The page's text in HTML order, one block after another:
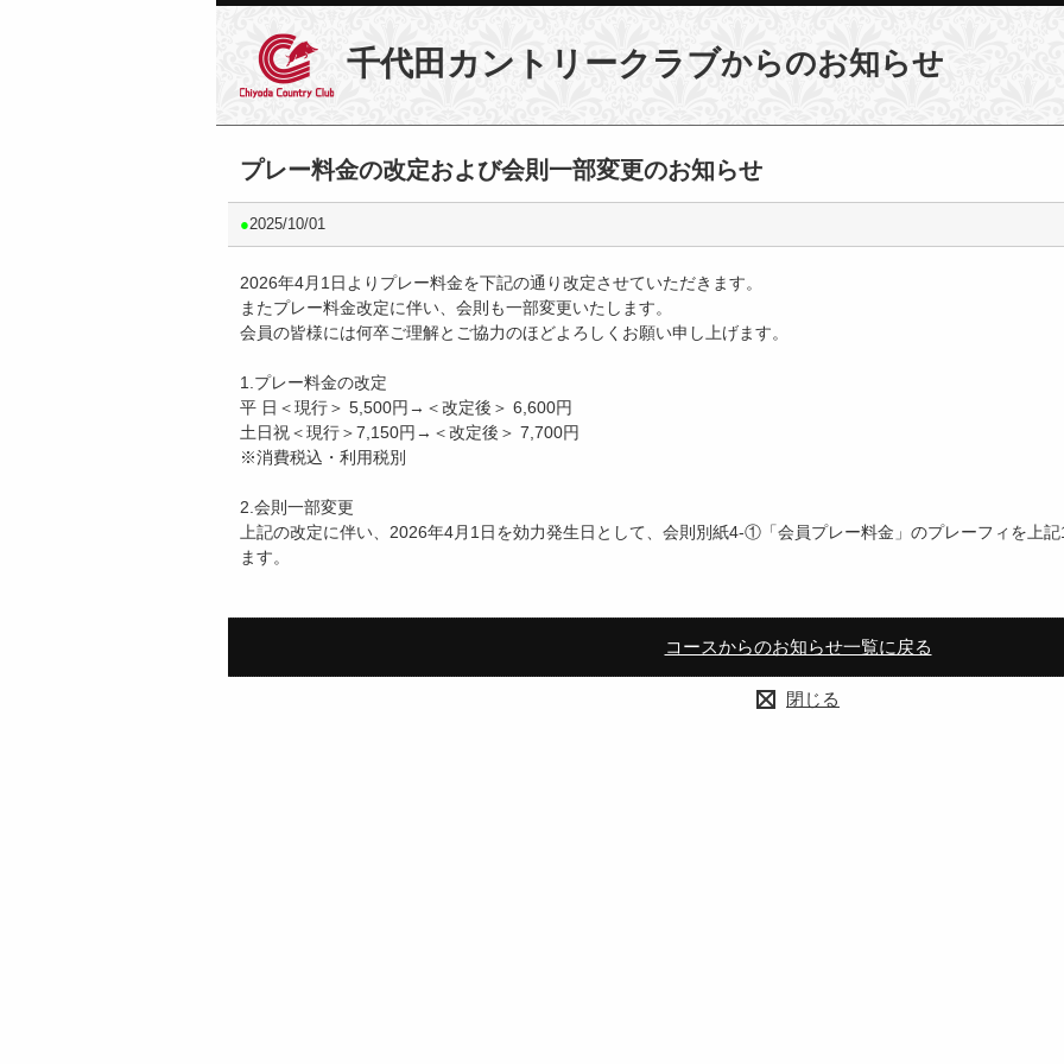
千代田カントリークラブからのお知らせ
プレー料金の改定および会則一部変更のお知らせ
●2025/10/01
2026年4月1日よりプレー料金を下記の通り改定させていただきます。
またプレー料金改定に伴い、会則も一部変更いたします。
会員の皆様には何卒ご理解とご協力のほどよろしくお願い申し上げます。
1.プレー料金の改定
平 日＜現行＞ 5,500円→＜改定後＞ 6,600円
土日祝＜現行＞7,150円→＜改定後＞ 7,700円
※消費税込・利用税別
2.会則一部変更
上記の改定に伴い、2026年4月1日を効力発生日として、会則別紙4-①「会員プレー料金」のプレーフィを上
ます。
コースからのお知らせ一覧に戻る
閉じる